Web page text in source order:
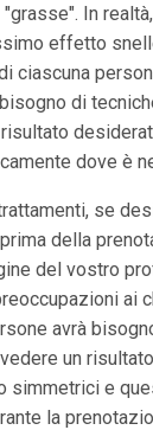
In
effetto
ciascuna
di
dove è
se
della
del vostro
ai
avrà
un
simmetrici e
la